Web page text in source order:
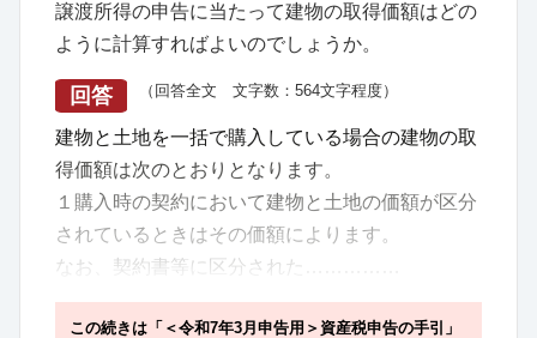
譲渡所得の申告に当たって建物の取得価額はどの
ように計算すればよいのでしょうか。
回答 （回答全文 文字数：564文字程度）
建物と土地を一括で購入している場合の建物の取
得価額は次のとおりとなります。
１購入時の契約において建物と土地の価額が区分
されているときはその価額によります。
なお、契約書等に区分された……………
この続きは「＜令和7年3月申告用＞資産税申告の手引」